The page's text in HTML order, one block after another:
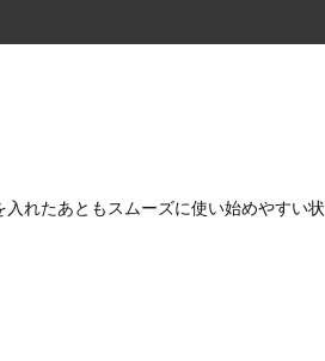
れたあともスムーズに使い始めやすい